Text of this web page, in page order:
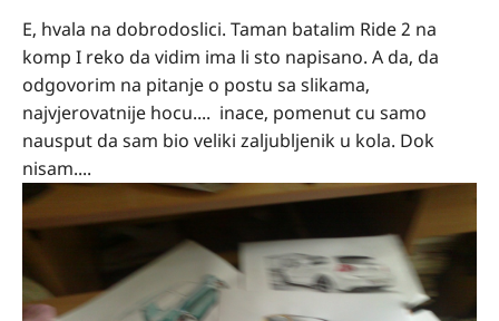
E, hvala na dobrodoslici. Taman batalim Ride 2 na
komp I reko da vidim ima li sto napisano. A da, da
odgovorim na pitanje o postu sa slikama,
najvjerovatnije hocu.... inace, pomenut cu samo
nausput da sam bio veliki zaljubljenik u kola. Dok
nisam....